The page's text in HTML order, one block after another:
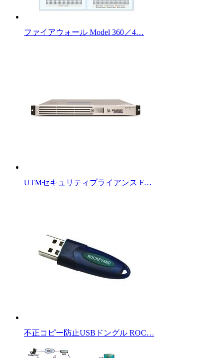
ファイアウォール Model 360／4…
UTMセキュリティプライアンス F…
不正コピー防止USBドングル ROC…